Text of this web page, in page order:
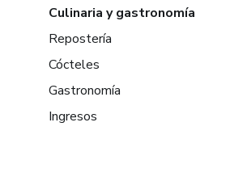
Culinaria y gastronomía
Repostería
Cócteles
Gastronomía
Ingresos